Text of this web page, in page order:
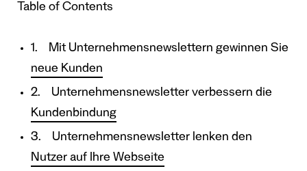
Table of Contents
1. Mit Unternehmensnewslettern gewinnen Sie
neue Kunden
2. Unternehmensnewsletter verbessern die
Kundenbindung
3. Unternehmensnewsletter lenken den
Nutzer auf Ihre Webseite